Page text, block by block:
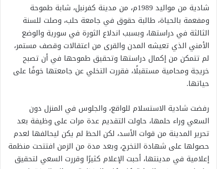
شادية من مواليد 1989م، من مدينة كفرنبل، شابة طموحة
ومفعمة بالحياة، طالبة حقوق في جامعة حلب، وصلت للسنة
الثالثة في دراستها، وبسبب اندلاع الثورة في سورية والوضع
الأمني الذي تعيشه المدن والقرى من اعتقالات وقصف مستمر،
لم تتمكن من إكمال دراستها وتحقيق طموحها في أن تصبح
خريجة ومحامية مستقبلًا، فقررت التخلي عن جامعتها خوفًا على
حياتها.
رفضت شادية الاستسلام للواقع، والجلوس في المنزل دون
السعي وراء حلمها، حاولت التقديم عدة مرات على وظيفة بعد
تحرير المدينة من قوات الأسد، لكن الحظ لم يكن ليحالفها لعدم
حصولها على شهادة التخرج، وبعد مدة من الزمن افتتحت منظمة
إعلامية في مدينتها، أحبت الإعلام كثيرًا وقررت السعي لتحقيق